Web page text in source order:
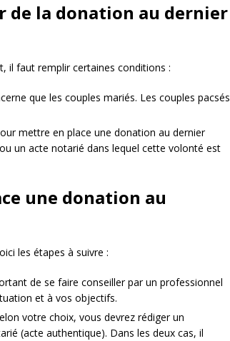
de la donation au dernier
il faut remplir certaines conditions :
que les couples mariés. Les couples pacsés
mettre en place une donation au dernier
un acte notarié dans lequel cette volonté est
une donation au
les étapes à suivre :
de se faire conseiller par un professionnel
et à vos objectifs.
votre choix, vous devrez rédiger un
(acte authentique). Dans les deux cas, il